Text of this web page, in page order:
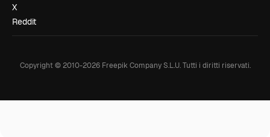
X
Reddit
Copyright © 2010-2026Freepik Company S.L.U. Tutti i diritti riservati.